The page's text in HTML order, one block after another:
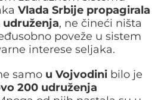
Vlada Srbije propagirala
, ne čineći ništa
poveže u sistem
interese seljaka.
samo u Vojvodini bilo je
200 udruženja